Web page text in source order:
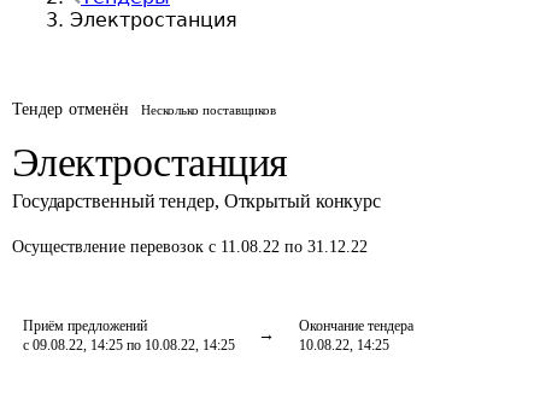
Электростанция
Тендер отменён Несколько поставщиков
Электростанция
Государственный тендер, Открытый конкурс
Осуществление перевозок с 11.08.22 по 31.12.22
Приём предложений
с 09.08.22, 14:25 по 10.08.22, 14:25
Окончание тендера
10.08.22, 14:25